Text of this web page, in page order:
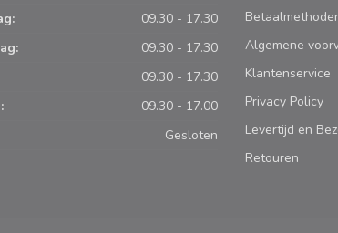
09.30 - 17.30
09.30 - 17.30
09.30 - 17.30
09.30 - 17.00
Gesloten
Algemene
Klantenservice
Privacy Policy
Levertijd en
Retouren